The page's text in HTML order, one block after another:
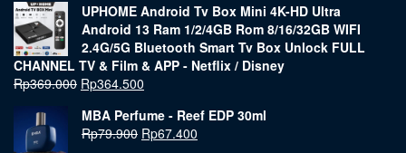
UPHOME Android Tv Box Mini 4K-HD Ultra
Android 13 Ram 1/2/4GB Rom 8/16/32GB WIFI
2.4G/5G Bluetooth Smart Tv Box Unlock FULL
CHANNEL TV & Film & APP - Netflix / Disney
Rp369.000 Rp364.500
MBA Perfume - Reef EDP 30ml
Rp79.900 Rp67.400